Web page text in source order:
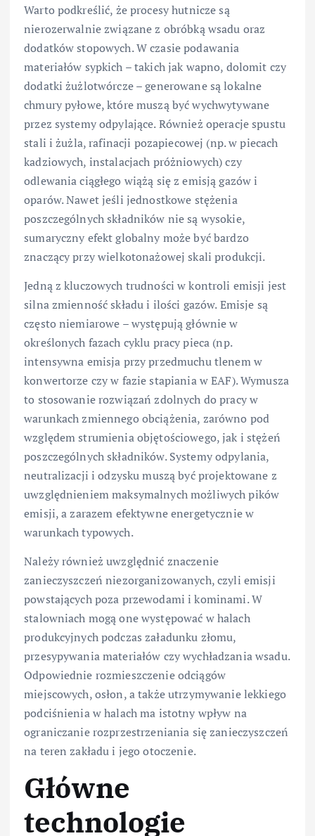
Warto podkreślić, że procesy hutnicze są
nierozerwalnie związane z obróbką wsadu oraz
dodatków stopowych. W czasie podawania
materiałów sypkich – takich jak wapno, dolomit czy
dodatki żużlotwórcze – generowane są lokalne
chmury pyłowe, które muszą być wychwytywane
przez systemy odpylające. Również operacje spustu
stali i żużla, rafinacji pozapiecowej (np. w piecach
kadziowych, instalacjach próżniowych) czy
odlewania ciągłego wiążą się z emisją gazów i
oparów. Nawet jeśli jednostkowe stężenia
poszczególnych składników nie są wysokie,
sumaryczny efekt globalny może być bardzo
znaczący przy wielkotonażowej skali produkcji.
Jedną z kluczowych trudności w kontroli emisji jest
silna zmienność składu i ilości gazów. Emisje są
często niemiarowe – występują głównie w
określonych fazach cyklu pracy pieca (np.
intensywna emisja przy przedmuchu tlenem w
konwertorze czy w fazie stapiania w EAF). Wymusza
to stosowanie rozwiązań zdolnych do pracy w
warunkach zmiennego obciążenia, zarówno pod
względem strumienia objętościowego, jak i stężeń
poszczególnych składników. Systemy odpylania,
neutralizacji i odzysku muszą być projektowane z
uwzględnieniem maksymalnych możliwych pików
emisji, a zarazem efektywne energetycznie w
warunkach typowych.
Należy również uwzględnić znaczenie
zanieczyszczeń niezorganizowanych, czyli emisji
powstających poza przewodami i kominami. W
stalowniach mogą one występować w halach
produkcyjnych podczas załadunku złomu,
przesypywania materiałów czy wychładzania wsadu.
Odpowiednie rozmieszczenie odciągów
miejscowych, osłon, a także utrzymywanie lekkiego
podciśnienia w halach ma istotny wpływ na
ograniczanie rozprzestrzeniania się zanieczyszczeń
na teren zakładu i jego otoczenie.
Główne
technologie